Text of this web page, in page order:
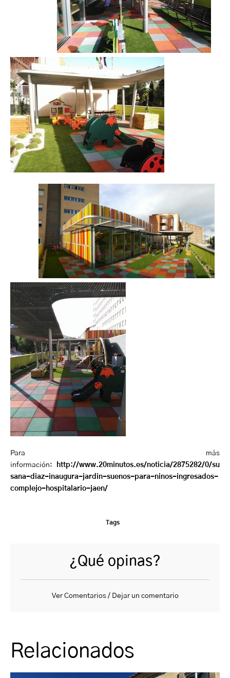
Para más
información:
http://www.20minutos.es/noticia/2875282/0/su
sana-diaz-inaugura-jardin-suenos-para-ninos-ingresados-
complejo-hospitalario-jaen/
Tags
¿Qué opinas?
Ver Comentarios / Dejar un comentario
Relacionados